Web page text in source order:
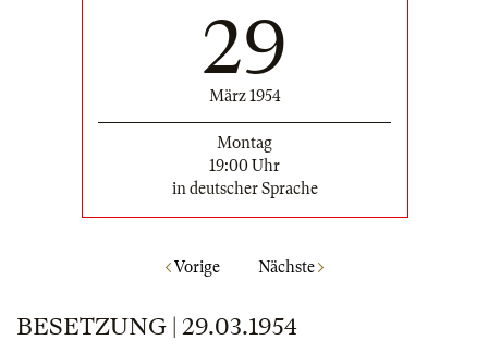
29
März 1954
Montag
19:00 Uhr
in deutscher Sprache
Vorige Nächste
BESETZUNG | 29.03.1954